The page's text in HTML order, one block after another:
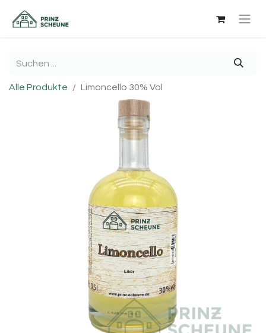
Alle Produkte Limoncello 30% Vol